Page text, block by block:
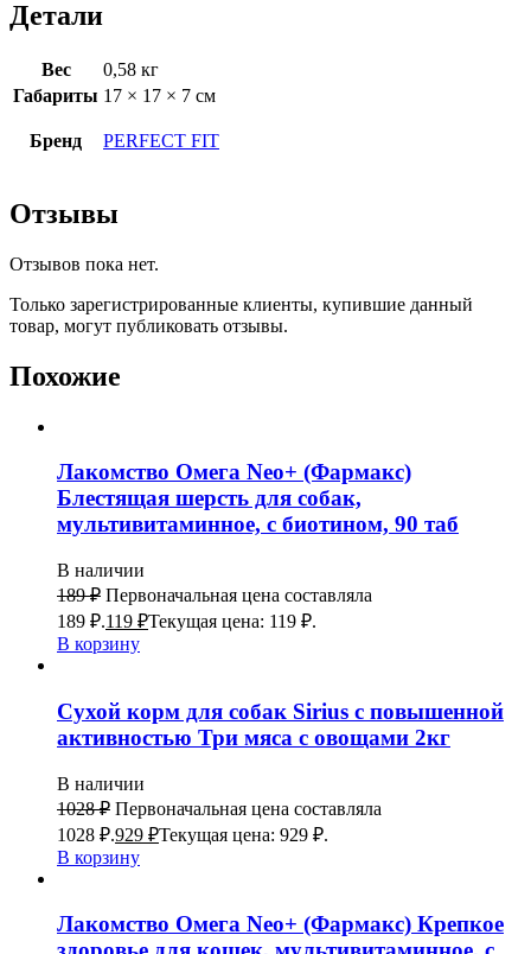
Детали
Вес
0,58 кг
Габариты 17 × 17 × 7 см
Бренд PERFECT FIT
Отзывы
Отзывов пока нет.
Только зарегистрированные клиенты, купившие данный
товар, могут публиковать отзывы.
Похожие
Лакомство Омега Neo+ (Фармакс)
Блестящая шерсть для собак,
мультивитаминное, с биотином, 90 таб
В наличии
189₽ Первоначальная цена составляла
189 ₽.119 ₽Текущая цена: 119 ₽.
В корзину
Сухой корм для собак Sirius с повышенной
активностью Три мяса с овощами 2кг
В наличии
1028₽ Первоначальная цена составляла
1028 ₽.929 ₽Текущая цена: 929 ₽.
В корзину
Лакомство Омега Neo+ (Фармакс) Крепкое